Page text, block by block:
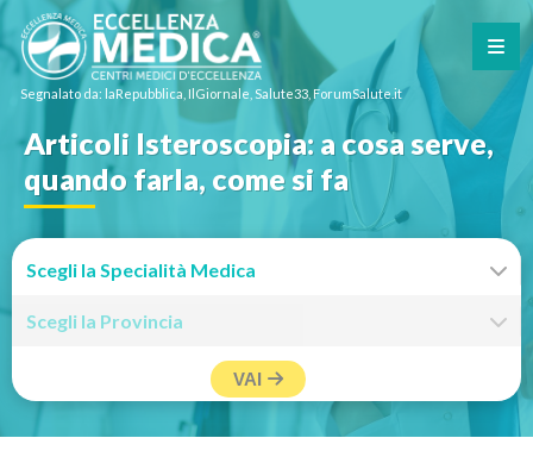
Segnalato da: laRepubblica, IlGiornale, Salute33, ForumSalute.it
Articoli Isteroscopia: a cosa serve,
quando farla, come si fa
VAI